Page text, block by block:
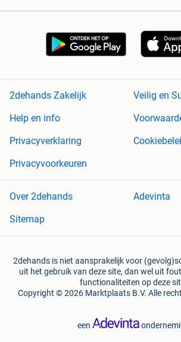
2dehands Zakelijk
Veilig en
Help en info
Privacyverklaring
Privacyvoorkeuren
Over 2dehands
Adevinta
Sitemap
2dehands is niet aansprakelijk voor
uit het gebruik van deze site, dan wel uit
functionaliteiten op deze
Copyright © 2026 Marktplaats B.V. Alle
een